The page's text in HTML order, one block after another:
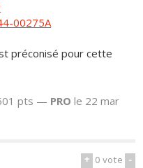
00275A
préconisé pour cette
pts — PRO le 22 mar
+ 0vote -